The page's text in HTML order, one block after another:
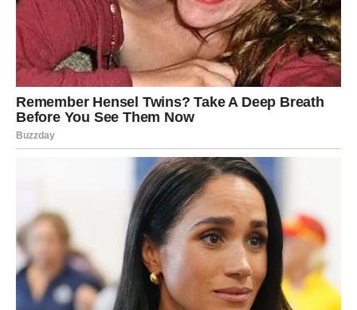
Laganim pokretima protrljajte problematična mesta
prstima ili mekom četkicom kako bi ocat prodrla dublje u
vlakna.
4. Ostavite da deluje:
Odeću ostavite da odstoji najmanje
omogućiti octu da deluje i omekša deterdžentske
5. Operite odeću u perilici:
Nakon potapanja, odeću možete oprati:
ili samostalno , da biste izbegli ponovno širenje